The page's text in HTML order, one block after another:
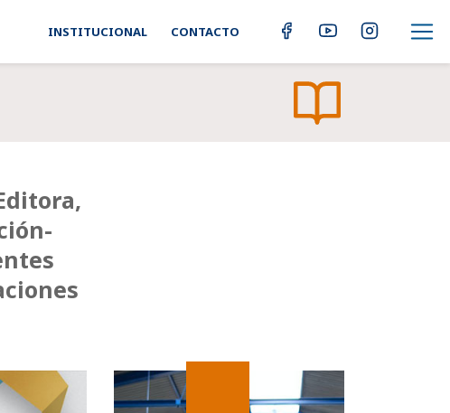
INSTITUCIONAL CONTACTO